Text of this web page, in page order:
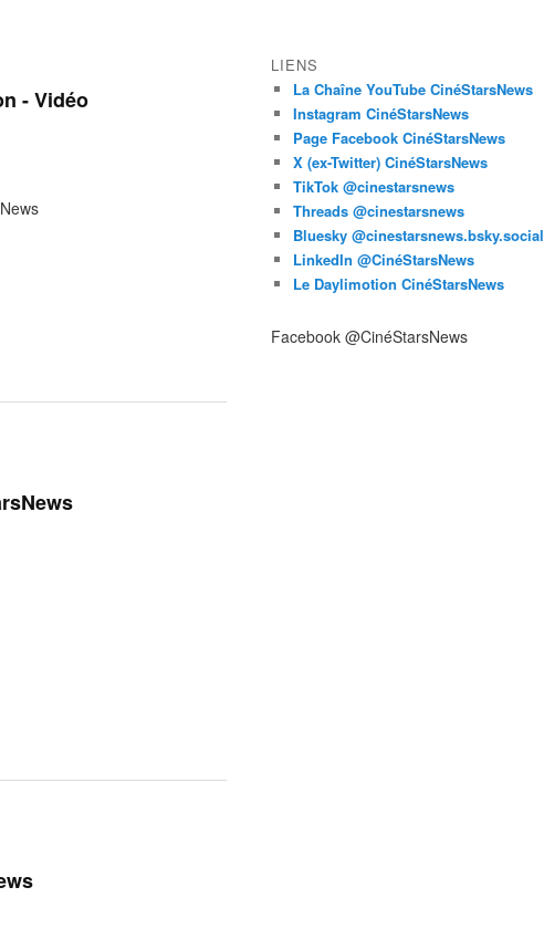
- Vidéo
LIENS
La Chaîne YouTube CinéStarsNews
Instagram CinéStarsNews
Page Facebook CinéStarsNews
X (ex-Twitter) CinéStarsNews
TikTok @cinestarsnews
Threads @cinestarsnews
Bluesky @cinestarsnews.bsky.social‬
LinkedIn @CinéStarsNews
Le Daylimotion CinéStarsNews
Facebook @CinéStarsNews